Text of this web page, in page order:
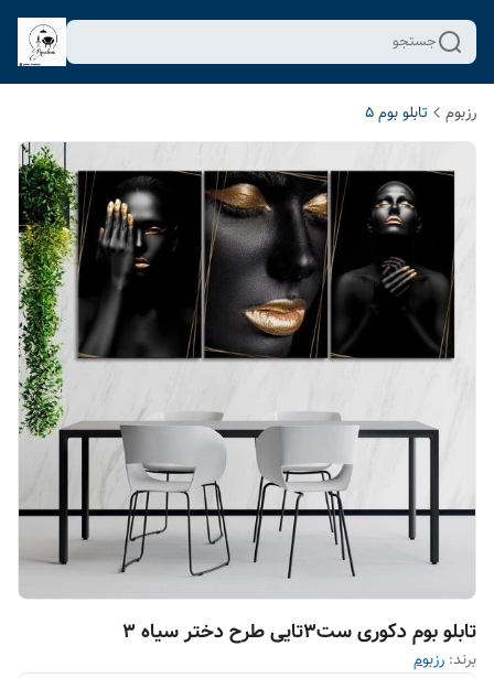
جستجو
رزبوم تابلو بوم 5
تابلو بوم دکوری ست3تایی طرح دختر سیاه 3
برند: رزبوم